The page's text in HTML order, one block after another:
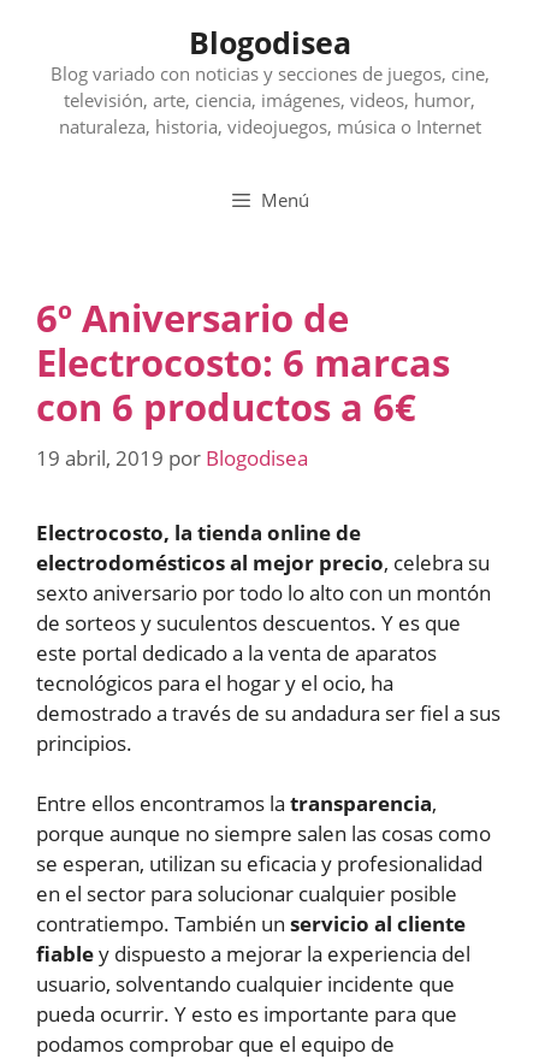
contenido
Blogodisea
Blog variado con noticias y secciones de juegos, cine,
televisión, arte, ciencia, imágenes, videos, humor,
naturaleza, historia, videojuegos, música o Internet
Menú
6º Aniversario de
Electrocosto: 6 marcas
con 6 productos a 6€
19 abril, 2019 por Blogodisea
Electrocosto, la tienda online de
electrodomésticos al mejor precio, celebra su
sexto aniversario por todo lo alto con un montón
de sorteos y suculentos descuentos. Y es que
este portal dedicado a la venta de aparatos
tecnológicos para el hogar y el ocio, ha
demostrado a través de su andadura ser fiel a sus
principios.
Entre ellos encontramos la transparencia,
porque aunque no siempre salen las cosas como
se esperan, utilizan su eficacia y profesionalidad
en el sector para solucionar cualquier posible
contratiempo. También un servicio al cliente
fiabley dispuesto a mejorar la experiencia del
usuario, solventando cualquier incidente que
pueda ocurrir. Y esto es importante para que
podamos comprobar que el equipo de